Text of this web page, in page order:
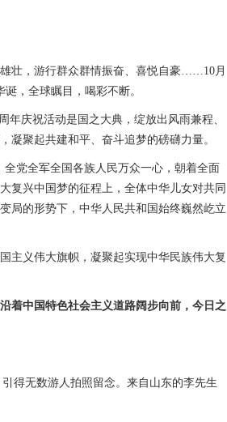
壮，游行群众群情振奋、喜悦自豪……10月
，全球瞩目，喝彩不断。
庆祝活动是国之大典，绽放出风雨兼程、
凝聚起共建和平、奋斗追梦的磅礴力量。
党全军全国各族人民万众一心，朝着全面
复兴中国梦的征程上，全体中华儿女对共同
局的形势下，中华人民共和国始终巍然屹立
义伟大旗帜，凝聚起实现中华民族伟大复
着中国特色社会主义道路阔步向前，今日之
得无数游人拍照留念。来自山东的李先生